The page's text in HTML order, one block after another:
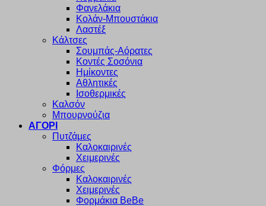
Φανελάκια
Κολάν-Μπουστάκια
Λαστέξ
Κάλτσες
Σουμπάς-Αόρατες
Κοντές Σοσόνια
Ημίκοντες
Αθλητικές
Ισοθερμικές
Καλσόν
Μπουρνούζια
ΑΓΟΡΙ
Πυτζάμες
Καλοκαιρινές
Χειμερινές
Φόρμες
Καλοκαιρινές
Χειμερινές
Φορμάκια BeBe